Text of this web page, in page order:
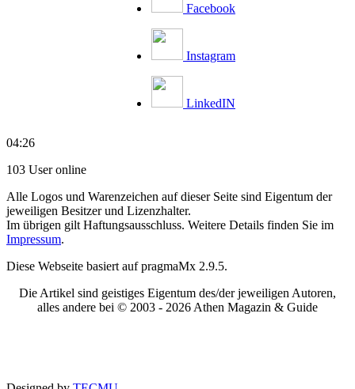
Facebook
Instagram
LinkedIN
04:26
103 User online
Alle Logos und Warenzeichen auf dieser Seite sind Eigentum der
jeweiligen Besitzer und Lizenzhalter.
Im übrigen gilt Haftungsausschluss. Weitere Details finden Sie im
Impressum.
Diese Webseite basiert auf pragmaMx 2.9.5.
Die Artikel sind geistiges Eigentum des/der jeweiligen Autoren,
alles andere bei © 2003 - 2026 Athen Magazin & Guide